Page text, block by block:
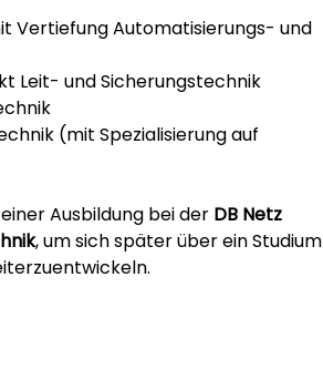
Vertiefung Automatisierungs- und
Leit- und Sicherungstechnik
(mit Spezialisierung auf
Ausbildung bei der DB Netz
, um sich später über ein Studium